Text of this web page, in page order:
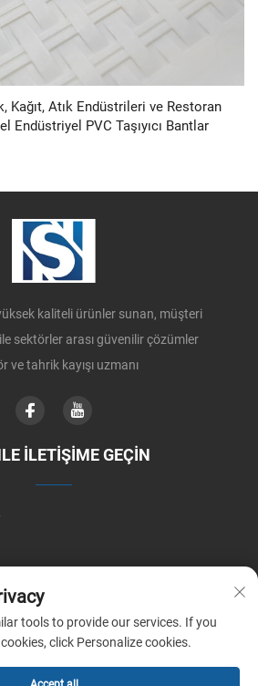
Kağıt, Atık Endüstrileri ve Restoran
Endüstriyel PVC Taşıyıcı Bantlar
kaliteli ürünler sunan, müşteri
sektörler arası güvenilir çözümler
ve tahrik kayışı uzmanı
İLETİŞİME GEÇİN
YOLU, ŞANGAY, ÇİN
(Shanghai) Co., Ltd. Tüm Hakları Saklıdır |
tools to provide our services. If you
click Personalize cookies.